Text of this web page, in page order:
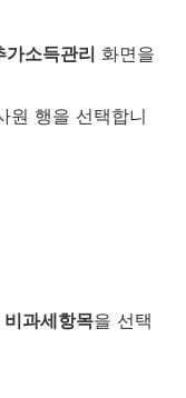
소득관리 화면을
원 행을 선택합니
비과세항목을 선택